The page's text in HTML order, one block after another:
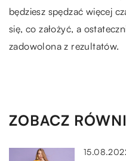
będziesz spędzać więcej
się, co założyć, a
zadowolona z rezultatów.
ZOBACZ